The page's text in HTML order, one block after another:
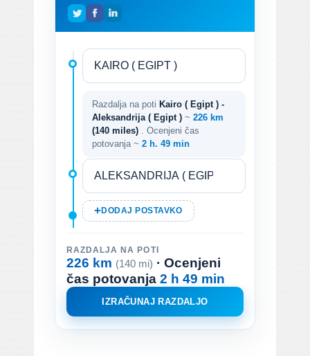
Razdalja na poti Kairo ( Egipt ) -
Aleksandrija ( Egipt ) ~ 226 km
(140 miles)
. Ocenjeni čas
potovanja ~ 2 h. 49 min
DODAJ POSTAVKO
RAZDALJA NA POTI
226 km (140 mi) · Ocenjeni
čas potovanja 2 h 49 min
IZRAČUNAJ RAZDALJO